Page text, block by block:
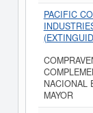
PACIFIC
NACIONAL
MAYOR